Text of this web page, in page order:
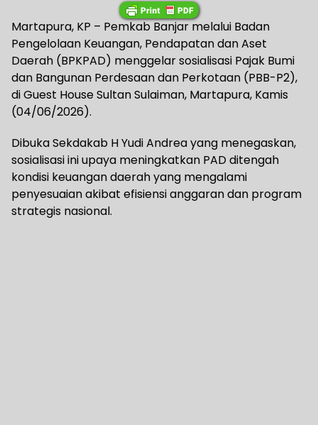
Martapura, KP – Pemkab Banjar melalui Badan
Pengelolaan Keuangan, Pendapatan dan Aset
Daerah (BPKPAD) menggelar sosialisasi Pajak Bumi
dan Bangunan Perdesaan dan Perkotaan (PBB-P2),
di Guest House Sultan Sulaiman, Martapura, Kamis
(04/06/2026).
Dibuka Sekdakab H Yudi Andrea yang menegaskan,
sosialisasi ini upaya meningkatkan PAD ditengah
kondisi keuangan daerah yang mengalami
penyesuaian akibat efisiensi anggaran dan program
strategis nasional.